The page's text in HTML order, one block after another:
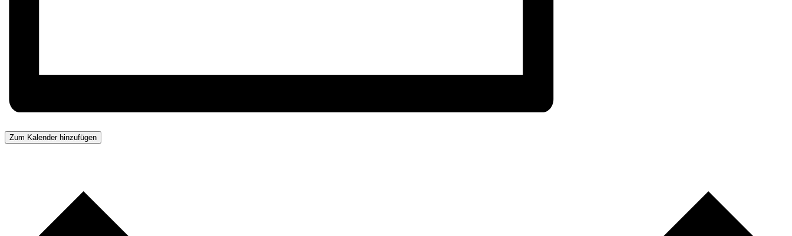
Zum Kalender hinzufügen